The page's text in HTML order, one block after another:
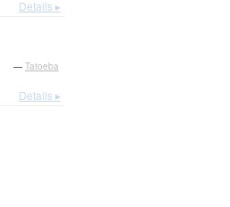
Details ▸
— Tatoeba
Details ▸